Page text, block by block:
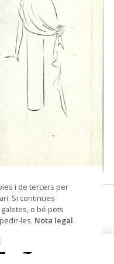
946
i de tercers per
Si continues
galetes, o bé pots
les. Nota legal.